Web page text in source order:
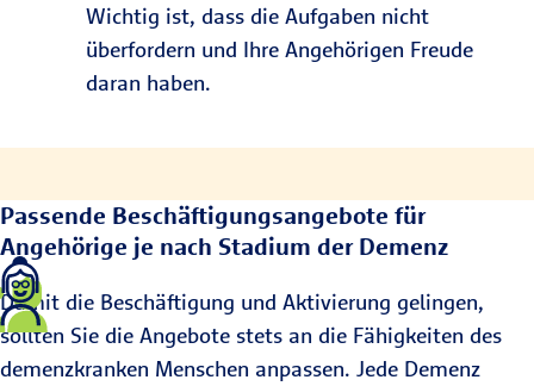
Wichtig ist, dass die Aufgaben nicht
überfordern und Ihre Angehörigen Freude
daran haben.
Passende Beschäftigungsangebote für
Angehörige je nach Stadium der Demenz
Damit die Beschäftigung und Aktivierung gelingen,
sollten Sie die Angebote stets an die Fähigkeiten des
demenzkranken Menschen anpassen. Jede Demenz